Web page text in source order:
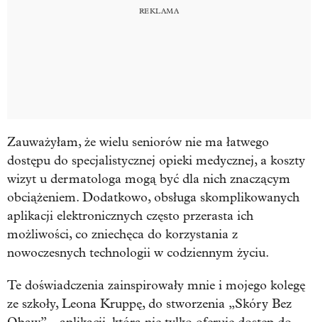
Zauważyłam, że wielu seniorów nie ma łatwego
dostępu do specjalistycznej opieki medycznej, a koszty
wizyt u dermatologa mogą być dla nich znaczącym
obciążeniem. Dodatkowo, obsługa skomplikowanych
aplikacji elektronicznych często przerasta ich
możliwości, co zniechęca do korzystania z
nowoczesnych technologii w codziennym życiu.
Te doświadczenia zainspirowały mnie i mojego kolegę
ze szkoły, Leona Kruppę, do stworzenia „Skóry Bez